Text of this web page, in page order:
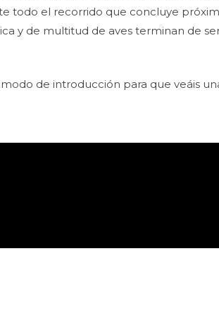
todo el recorrido que concluye
y de multitud de aves terminan de
de introducción para que veáis